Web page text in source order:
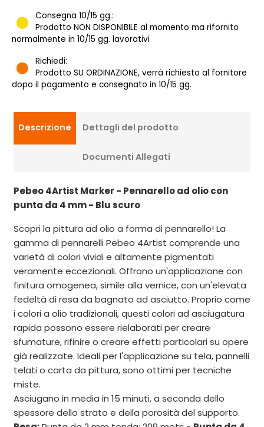
Consegna 10/15 gg.:
Prodotto NON DISPONIBILE al momento ma rifornito
normalmente in 10/15 gg. lavorativi
Richiedi:
Prodotto SU ORDINAZIONE, verrà richiesto al fornitore
dopo il pagamento e consegnato in 10/15 gg.
Descrizione Dettagli del prodotto
Documenti Allegati
Pebeo 4Artist Marker - Pennarello ad olio con
punta da 4 mm - Blu scuro
Scopri la pittura ad olio a forma di pennarello! La
gamma di pennarelli Pebeo 4Artist comprende una
varietà di colori vividi e altamente pigmentati
veramente eccezionali. Offrono un'applicazione con
finitura omogenea, simile alla vernice, con un'elevata
fedeltà di resa da bagnato ad asciutto. Proprio come
i colori a olio tradizionali, questi colori ad asciugatura
rapida possono essere rielaborati per creare
sfumature, rifinire o creare effetti particolari su opere
già realizzate. Ideali per l'applicazione su tela, pannelli
telati o carta da pittura, sono ottimi per tecniche
miste.
Asciugano in media in 15 minuti, a seconda dello
spessore dello strato e della porosità del supporto.